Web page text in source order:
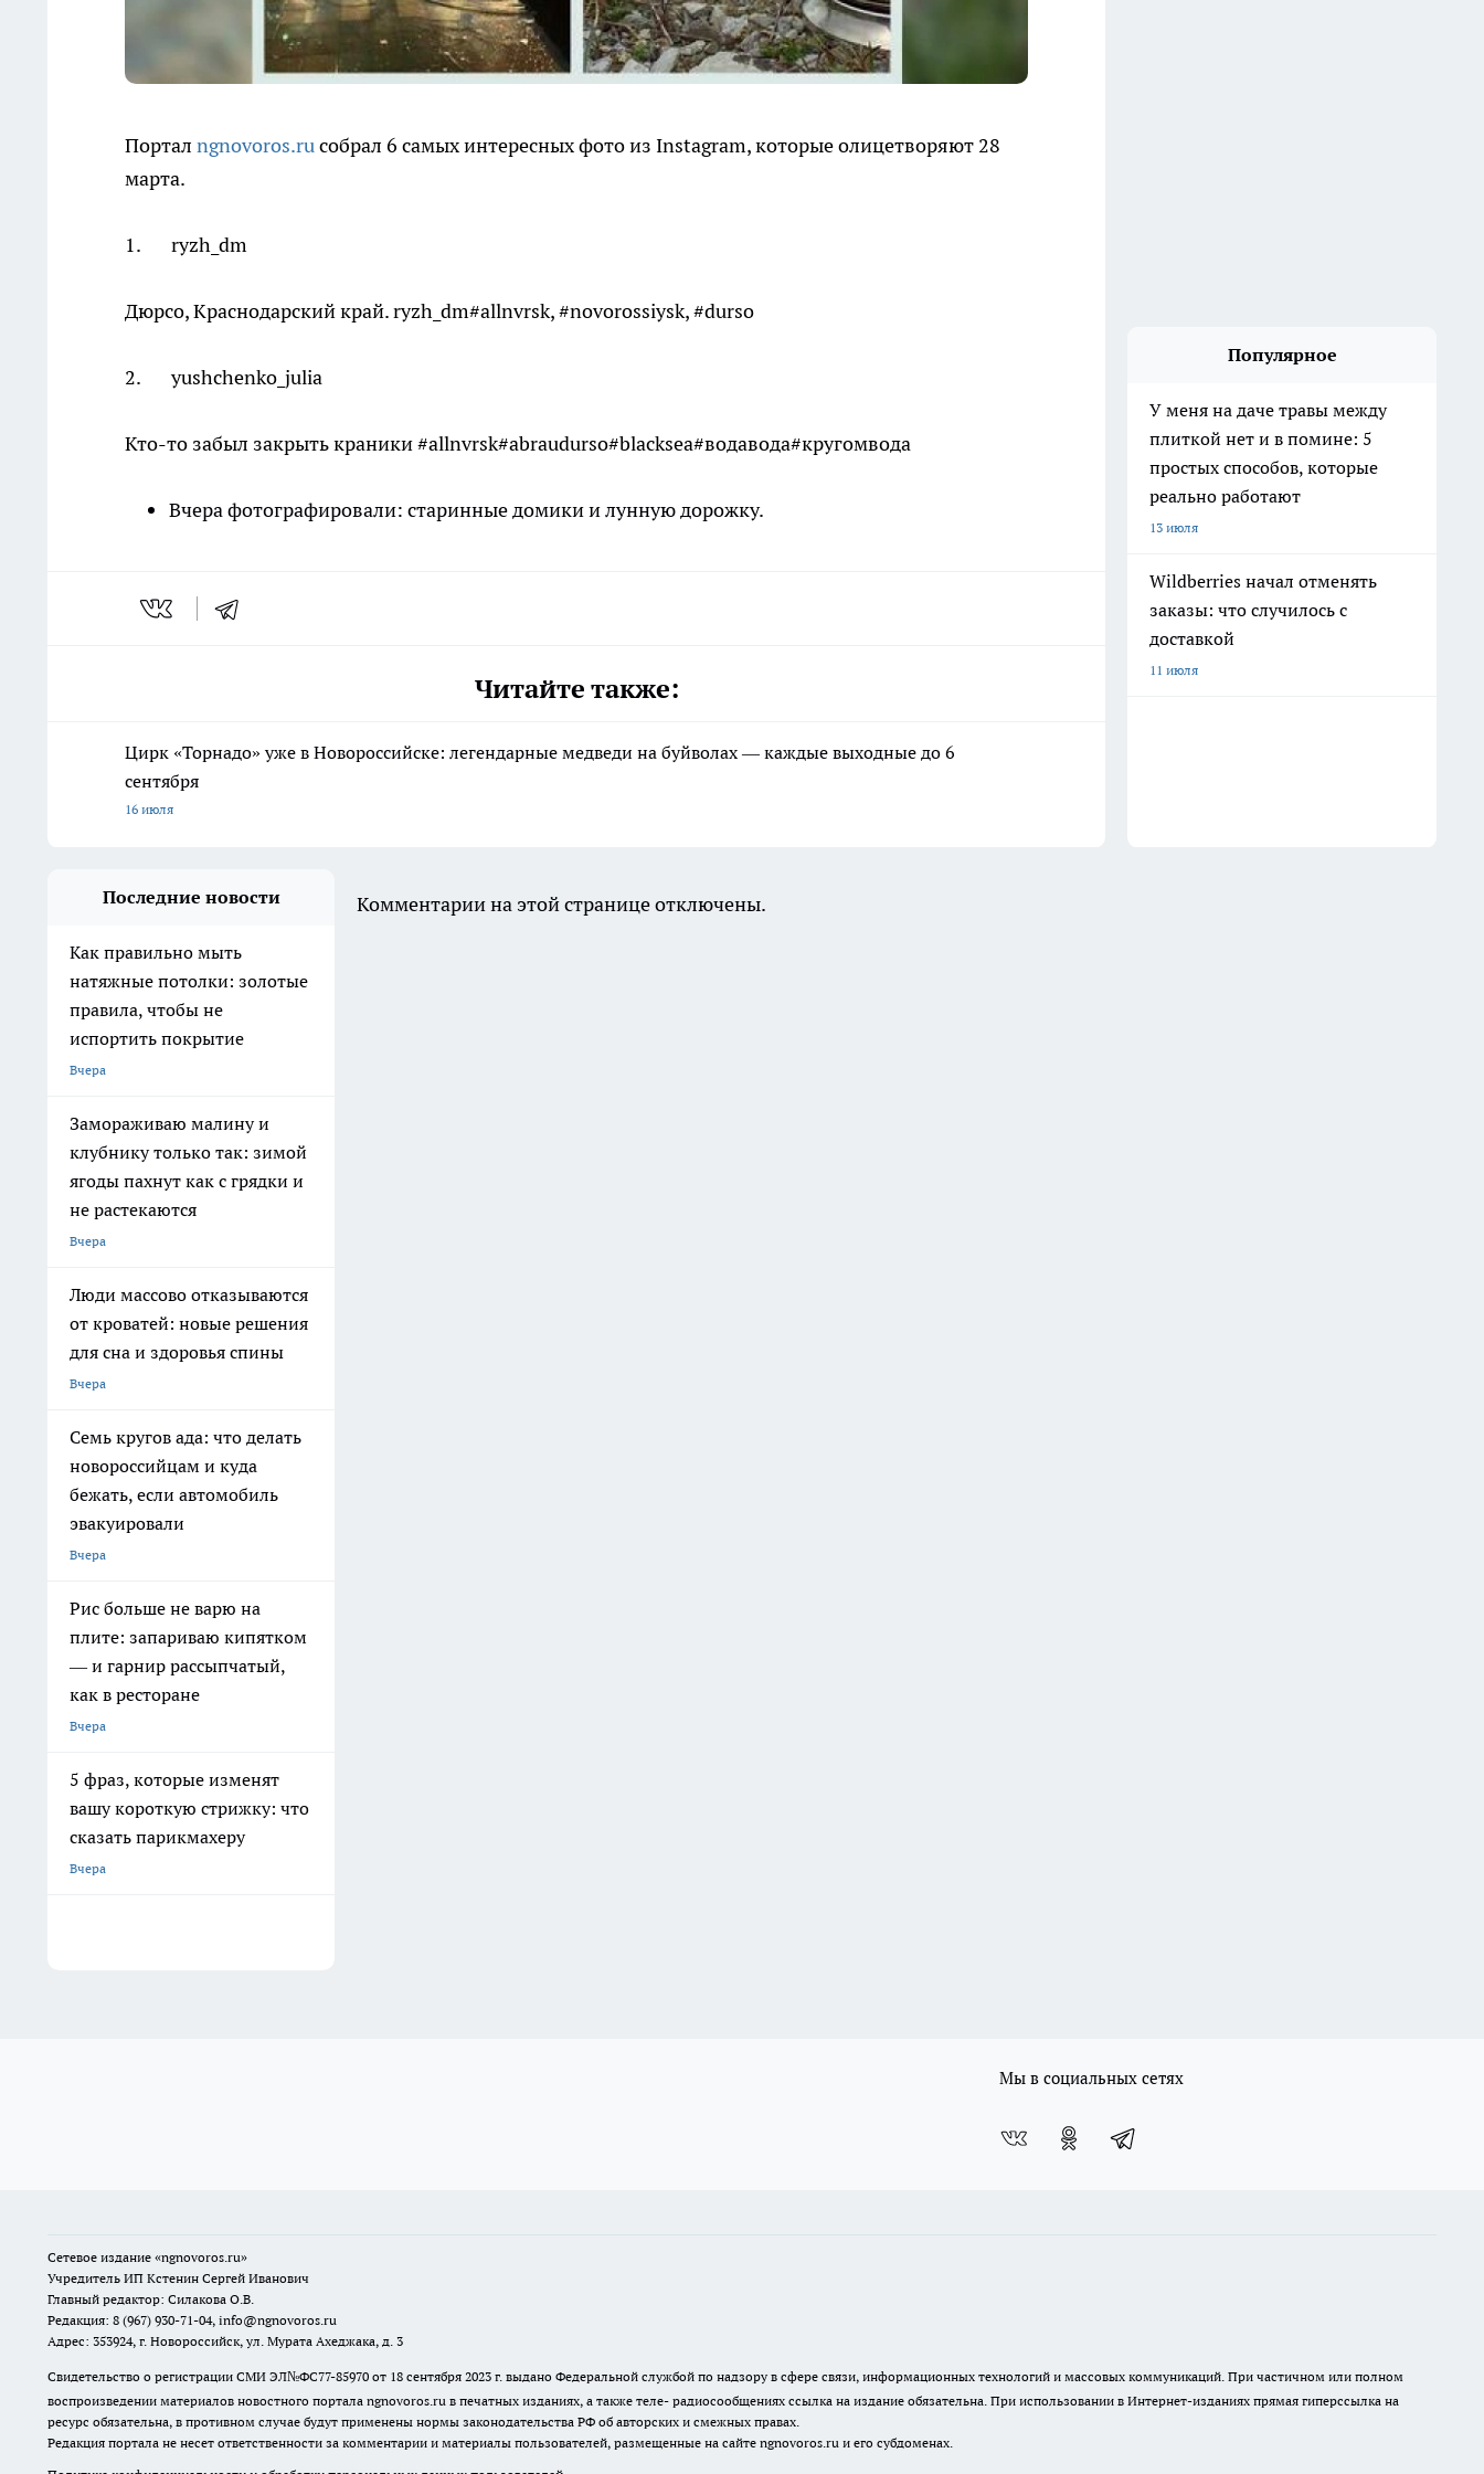
Портал ngnovoros.ruсобрал 6 самых интересных фото из Instagram, которые олицетворяют 28
марта.
1. ryzh_dm
Дюрсо, Краснодарский край. ryzh_dm#allnvrsk, #novorossiysk, #durso
2. yushchenko_julia
Кто-то забыл закрыть краники #allnvrsk#abraudurso#blacksea#водавода#кругомвода
Вчера фотографировали: старинные домики и лунную дорожку.
Читайте также:
Цирк «Торнадо» уже в Новороссийске: легендарные медведи на буйволах — каждые выходные до 6
сентября
16 июля
Популярное
У меня на даче травы между
плиткой нет и в помине: 5
простых способов, которые
реально работают
13 июля
Wildberries начал отменять
заказы: что случилось с
доставкой
11 июля
Последние новости
Как правильно мыть
натяжные потолки: золотые
правила, чтобы не
испортить покрытие
Вчера
Замораживаю малину и
клубнику только так: зимой
ягоды пахнут как с грядки и
не растекаются
Вчера
Люди массово отказываются
от кроватей: новые решения
для сна и здоровья спины
Вчера
Семь кругов ада: что делать
новороссийцам и куда
бежать, если автомобиль
эвакуировали
Вчера
Рис больше не варю на
плите: запариваю кипятком
— и гарнир рассыпчатый,
как в ресторане
Вчера
5 фраз, которые изменят
вашу короткую стрижку: что
сказать парикмахеру
Вчера
Комментарии на этой странице отключены.
Мы в социальных сетях
Сетевое издание «ngnovoros.ru»
Учредитель ИП Кстенин Сергей Иванович
Главный редактор: Силакова О.В.
Редакция: 8 (967) 930-71-04, info@ngnovoros.ru
Адрес: 353924, г. Новороссийск, ул. Мурата Ахеджака, д. 3
Свидетельство о регистрации СМИ ЭЛ№ФС77-85970 от 18 сентября 2023 г. выдано Федеральной службой по надзору в сфере связи, информационных технологий и массовых коммуникаций. При частичном или полном
воспроизведении материалов новостного портала ngnovoros.ru в печатных изданиях, а также теле- радиосообщениях ссылка на издание обязательна. При использовании в Интернет-изданиях прямая гиперссылка на
ресурс обязательна, в противном случае будут применены нормы законодательства РФ об авторских и смежных правах.
Редакция портала не несет ответственности за комментарии и материалы пользователей, размещенные на сайте ngnovoros.ru и его субдоменах.